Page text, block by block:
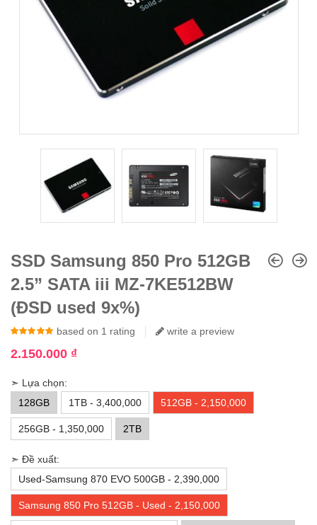
SSD Samsung 850 Pro 512GB
2.5” SATA iii MZ-7KE512BW
(ĐSD used 9x%)
5.00out of
based on 1 rating write a preview
2.150.000 ₫
➣ Lựa chọn:
128GB
1TB - 3,400,000 512GB - 2,150,000
256GB - 1,350,000 2TB
➣ Đề xuất:
Used-Samsung 870 EVO 500GB - 2,390,000
Samsung 850 Pro 512GB - Used - 2,150,000